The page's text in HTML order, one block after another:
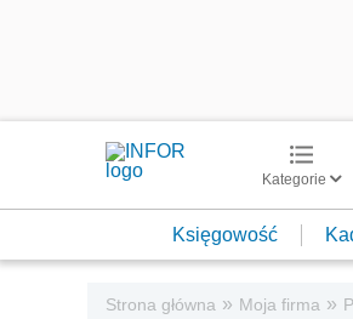
Kategorie
Księgowość
Strona główna » Moja firma »